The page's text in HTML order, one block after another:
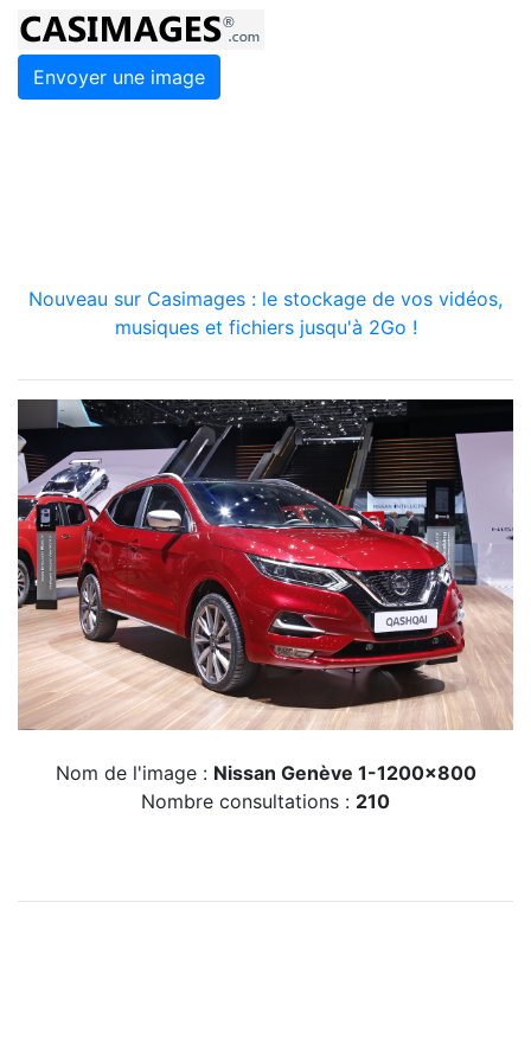
Envoyer une image
Nouveau sur Casimages : le stockage de vos vidéos,
musiques et fichiers jusqu'à 2Go !
Nom de l'image : Nissan Genève 1-1200x800
Nombre consultations : 210